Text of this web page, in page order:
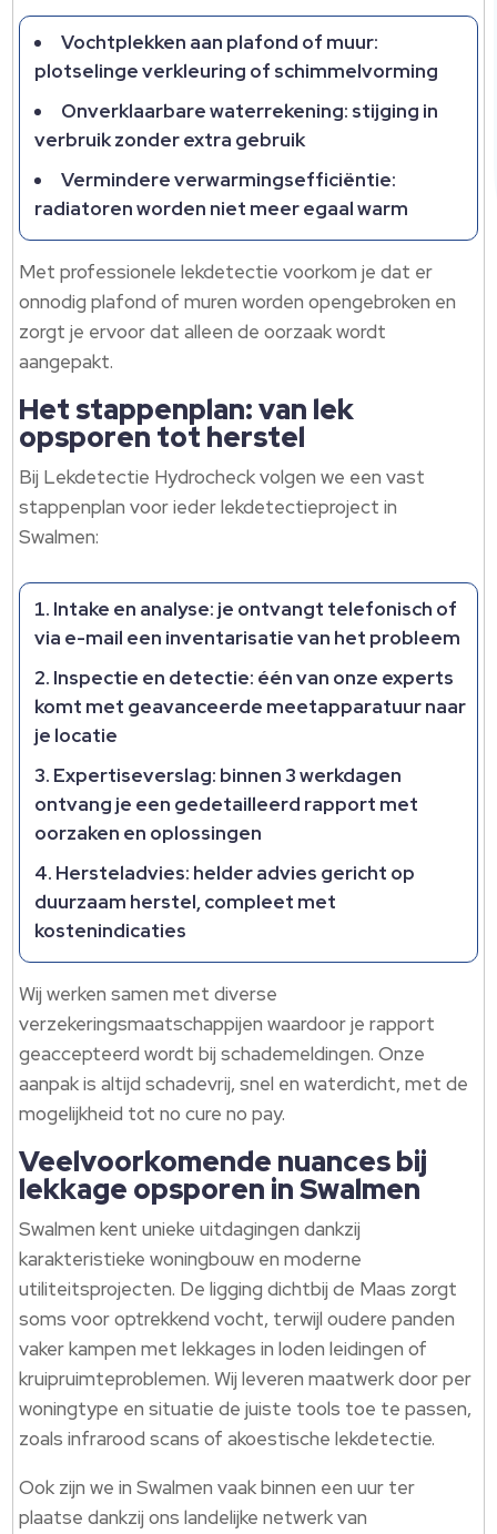
Vochtplekken aan plafond of muur:
plotselinge verkleuring of schimmelvorming
Onverklaarbare waterrekening: stijging in
verbruik zonder extra gebruik
Vermindere verwarmingsefficiëntie:
radiatoren worden niet meer egaal warm
Met professionele lekdetectie voorkom je dat er
onnodig plafond of muren worden opengebroken en
zorgt je ervoor dat alleen de oorzaak wordt
aangepakt.
Het stappenplan: van lek
opsporen tot herstel
Bij Lekdetectie Hydrocheck volgen we een vast
stappenplan voor ieder lekdetectieproject in
Swalmen:
Intake en analyse: je ontvangt telefonisch of
via e-mail een inventarisatie van het probleem
Inspectie en detectie: één van onze experts
komt met geavanceerde meetapparatuur naar
je locatie
Expertiseverslag: binnen 3 werkdagen
ontvang je een gedetailleerd rapport met
oorzaken en oplossingen
Hersteladvies: helder advies gericht op
duurzaam herstel, compleet met
kostenindicaties
Wij werken samen met diverse
verzekeringsmaatschappijen waardoor je rapport
geaccepteerd wordt bij schademeldingen. Onze
aanpak is altijd schadevrij, snel en waterdicht, met de
mogelijkheid tot no cure no pay.
Veelvoorkomende nuances bij
lekkage opsporen in Swalmen
Swalmen kent unieke uitdagingen dankzij
karakteristieke woningbouw en moderne
utiliteitsprojecten. De ligging dichtbij de Maas zorgt
soms voor optrekkend vocht, terwijl oudere panden
vaker kampen met lekkages in loden leidingen of
kruipruimteproblemen. Wij leveren maatwerk door per
woningtype en situatie de juiste tools toe te passen,
zoals infrarood scans of akoestische lekdetectie.
Ook zijn we in Swalmen vaak binnen een uur ter
plaatse dankzij ons landelijke netwerk van